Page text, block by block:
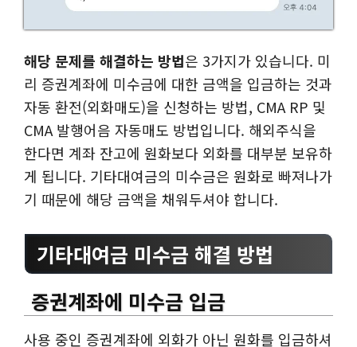
해당 문제를 해결하는 방법은 3가지가 있습니다. 미
리 증권계좌에 미수금에 대한 금액을 입금하는 것과
자동 환전(외화매도)을 신청하는 방법, CMA RP 및
CMA 발행어음 자동매도 방법입니다. 해외주식을
한다면 계좌 잔고에 원화보다 외화를 대부분 보유하
게 됩니다. 기타대여금의 미수금은 원화로 빠져나가
기 때문에 해당 금액을 채워두셔야 합니다.
기타대여금 미수금 해결 방법
증권계좌에 미수금 입금
사용 중인 증권계좌에 외화가 아닌 원화를 입금하셔